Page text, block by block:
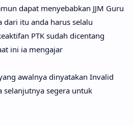
dapat menyebabkan JJM Guru
dari itu anda harus selalu
PTK sudah dicentang
ini ia mengajar
awalnya dinyatakan Invalid
selanjutnya segera untuk